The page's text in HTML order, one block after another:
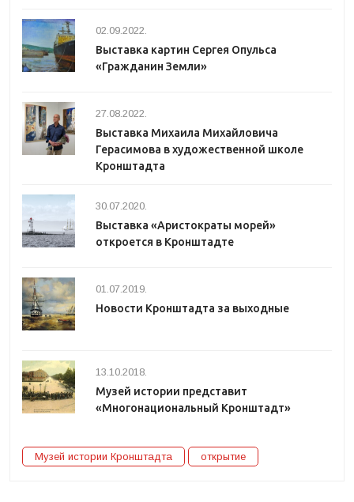
02.09.2022.
Выставка картин Сергея Опульса
«Гражданин Земли»
27.08.2022.
Выставка Михаила Михайловича
Герасимова в художественной школе
Кронштадта
30.07.2020.
Выставка «Аристократы морей»
откроется в Кронштадте
01.07.2019.
Новости Кронштадта за выходные
13.10.2018.
Музей истории представит
«Многонациональный Кронштадт»
Музей истории Кронштадта открытие